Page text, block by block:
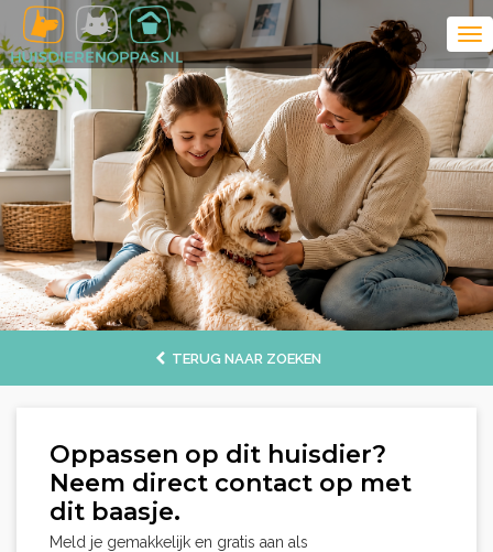
TERUG NAAR ZOEKEN
Oppassen op dit huisdier?
Neem direct contact op met
dit baasje.
Meld je gemakkelijk en gratis aan als